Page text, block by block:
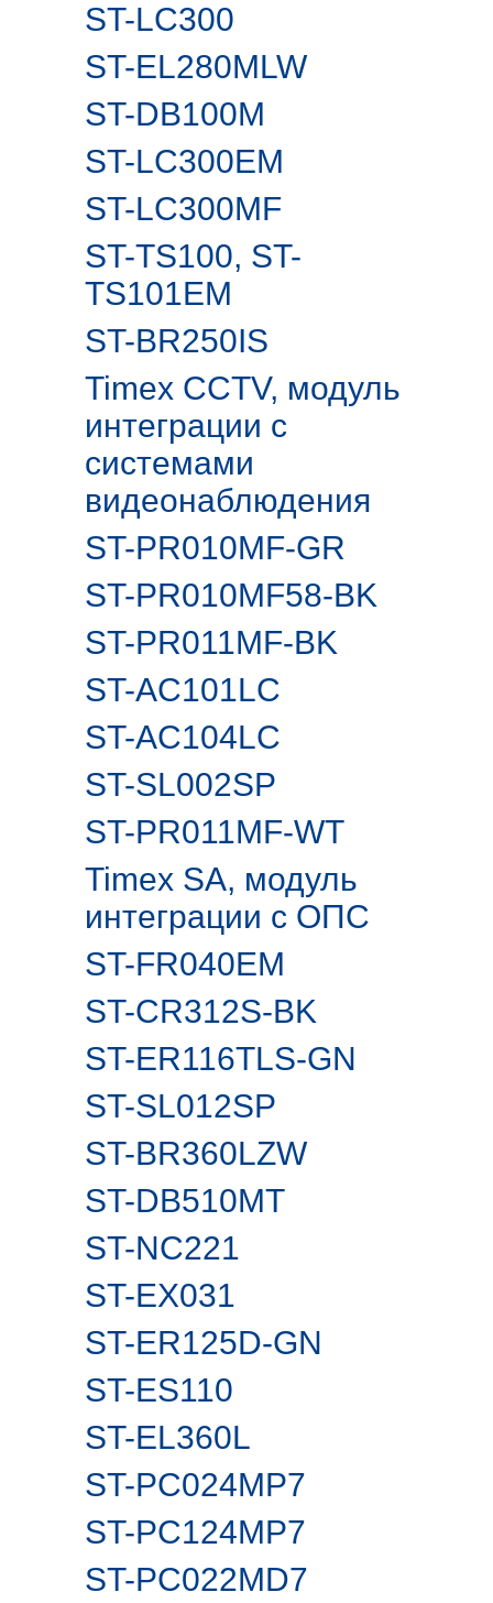
ST-LC300
ST-EL280MLW
ST-DB100M
ST-LC300EM
ST-LC300MF
ST-TS100, ST-
TS101EM
ST-BR250IS
Timex CCTV, модуль
интеграции с
системами
видеонаблюдения
ST-PR010MF-GR
ST-PR010MF58-BK
ST-PR011MF-BK
ST-AC101LC
ST-AC104LC
ST-SL002SP
ST-PR011MF-WT
Timex SA, модуль
интеграции с ОПС
ST-FR040EM
ST-CR312S-BK
ST-ER116TLS-GN
ST-SL012SP
ST-BR360LZW
ST-DB510MT
ST-NC221
ST-EX031
ST-ER125D-GN
ST-ES110
ST-EL360L
ST-PC024MP7
ST-PC124MP7
ST-PC022MD7